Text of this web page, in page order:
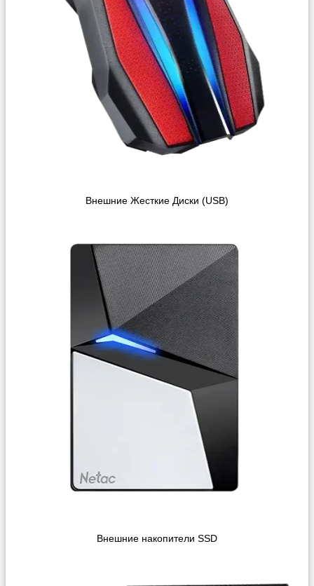
Внешние Жесткие Диски (USB)
Внешние накопители SSD